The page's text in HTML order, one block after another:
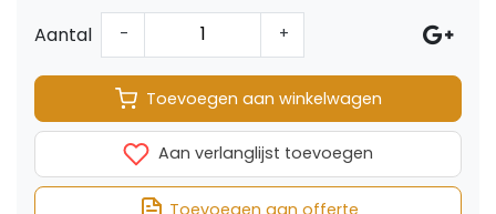
Aantal - +
Toevoegen aan winkelwagen
Aan verlanglijst toevoegen
Toevoegen aan offerte